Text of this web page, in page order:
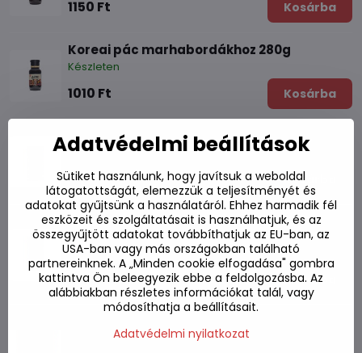
1150 Ft Kosárba
Koreai pác marhabordákhoz 280g
Készleten
1010 Ft Kosárba
Marinád marhahús BBQ Galbi 500g
Készleten
1570 Ft Kosárba
Pác sertéshúshoz BBQ fűszeres Bulgogi
500g
Készleten
1600 Ft Kosárba
Adatvédelmi beállítások
Sütiket használunk, hogy javítsuk a weboldal
látogatottságát, elemezzük a teljesítményét és
adatokat gyűjtsünk a használatáról. Ehhez harmadik fél
eszközeit és szolgáltatásait is használhatjuk, és az
összegyűjtött adatokat továbbíthatjuk az EU-ban, az
USA-ban vagy más országokban található
partnereinknek. A „Minden cookie elfogadása" gombra
kattintva Ön beleegyezik ebbe a feldolgozásba. Az
alábbiakban részletes információkat talál, vagy
módosíthatja a beállításait.
Adatvédelmi nyilatkozat